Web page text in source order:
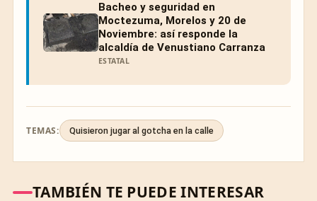
Bacheo y seguridad en
Moctezuma, Morelos y 20 de
Noviembre: así responde la
alcaldía de Venustiano Carranza
ESTATAL
TEMAS: Quisieron jugar al gotcha en la calle
TAMBIÉN TE PUEDE INTERESAR